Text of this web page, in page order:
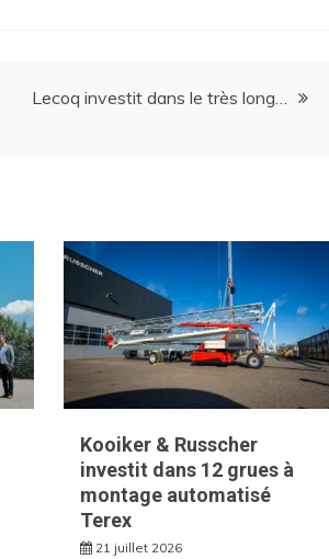
Lecoq investit dans le très long…
Kooiker & Russcher
investit dans 12 grues à
montage automatisé
Terex
21 juillet 2026